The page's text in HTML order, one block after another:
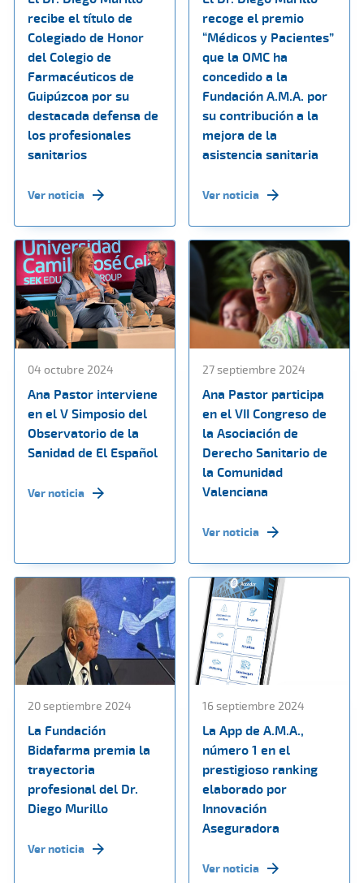
recibe el título de
Colegiado de Honor
del Colegio de
Farmacéuticos de
Guipúzcoa por su
destacada defensa de
los profesionales
sanitarios
Ver noticia
recoge el premio
“Médicos y Pacientes”
que la OMC ha
concedido a la
Fundación A.M.A. por
su contribución a la
mejora de la
asistencia sanitaria
Ver noticia
04 octubre 2024
Ana Pastor interviene
en el V Simposio del
Observatorio de la
Sanidad de El Español
Ver noticia
27 septiembre 2024
Ana Pastor participa
en el VII Congreso de
la Asociación de
Derecho Sanitario de
la Comunidad
Valenciana
Ver noticia
20 septiembre 2024
La Fundación
Bidafarma premia la
trayectoria
profesional del Dr.
Diego Murillo
Ver noticia
16 septiembre 2024
La App de A.M.A.,
número 1 en el
prestigioso ranking
elaborado por
Innovación
Aseguradora
Ver noticia